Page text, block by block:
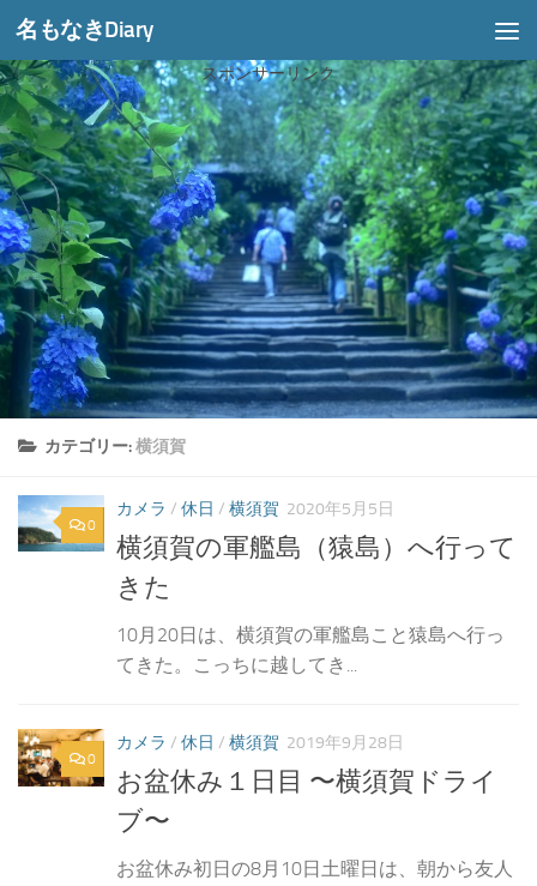
コンテンツへスキップ
名もなきDiary
スポンサーリンク
カテゴリー:横須賀
0
カメラ / 休日 / 横須賀 2020年5月5日
横須賀の軍艦島（猿島）へ行って
きた
10月20日は、横須賀の軍艦島こと猿島へ行っ
てきた。こっちに越してき...
0
カメラ / 休日 / 横須賀 2019年9月28日
お盆休み１日目 〜横須賀ドライ
ブ〜
お盆休み初日の8月10日土曜日は、朝から友人